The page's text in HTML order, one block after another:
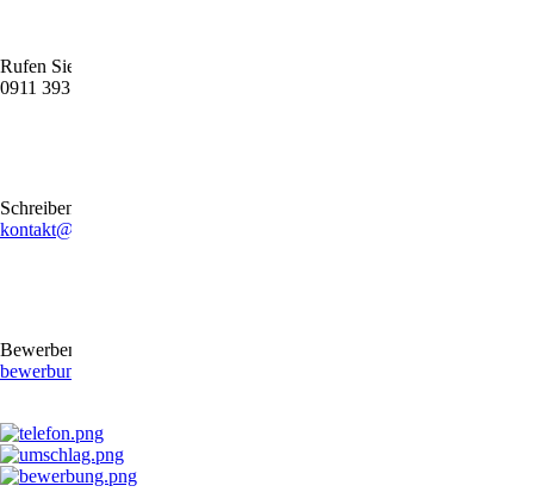
Rufen Sie uns gerne an
0911 39372790
Schreiben Sie uns gerne eine E-Mail
kontakt@stb-becker-zeiler.de
Bewerben Sie sich online oder per E-Mail
bewerbung@stb-becker-zeiler.de